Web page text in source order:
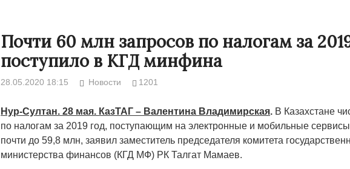
Почти 60 млн запросов по налогам за
поступило в КГД минфина
28.05.2020 18:15 Новости 1201
Нур-Султан. 28 мая. КазТАГ – Валентина Владимирская. В Казахстане
по налогам за 2019 год, поступающим на электронные и мобильные
почти до 59,8 млн, заявил заместитель председателя комитета
министерства финансов (КГД МФ) РК Талгат Мамаев.
Народ выбрал свет